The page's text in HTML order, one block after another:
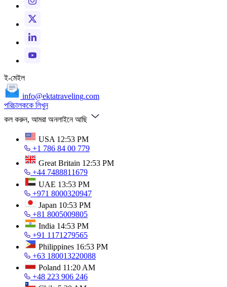
ই-মেইল
info@ektatraveling.com
পরিচালককে লিখুন
কল করুন, আমরা অনলাইনে আছি
USA 12:53 PM
+1 786 84 00 779
Great Britain 12:53 PM
+44 7488811679
UAE 13:53 PM
+971 8000320947
Japan 10:53 PM
+81 8005009805
India 14:53 PM
+91 1171279565
Philippines 16:53 PM
+63 180013220088
Poland 11:20 AM
+48 223 906 246